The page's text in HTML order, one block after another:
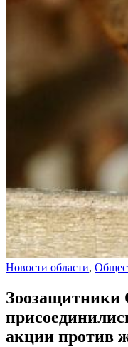
Новости области,
Зоозащитники
акции против